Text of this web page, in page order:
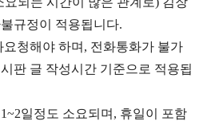
규정이 적용됩니다.
요청해야 하며, 전화통화가 불가
판 글 작성시간 기준으로 적용됩
일정도 소요되며, 휴일이 포함